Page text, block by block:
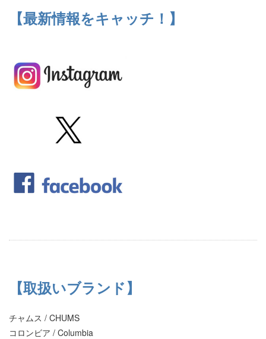
【最新情報をキャッチ！】
【取扱いブランド】
チャムス / CHUMS
コロンビア / Columbia